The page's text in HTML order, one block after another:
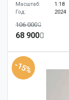
Масштаб:
1:18
Год:
2024
106 000
68 900
-15%